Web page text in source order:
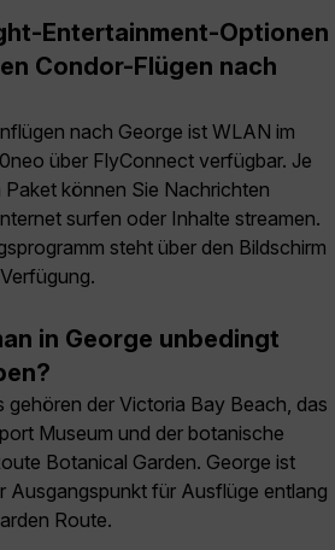
Entertainment-Optionen
Condor-Flügen nach
nach George ist WLAN im
über FlyConnect verfügbar. Je
können Sie Nachrichten
surfen oder Inhalte streamen.
steht über den Bildschirm
in George unbedingt
gehören der Victoria Bay Beach, das
Museum und der botanische
Botanical Garden. George ist
Ausgangspunkt für Ausflüge entlang
Route.